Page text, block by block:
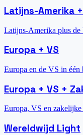
Latijns-Amerika
Latijns-Amerika plus de
Europa + VS
Europa en de VS in
Europa + VS +
Europa, VS en
Wereldwijd Light